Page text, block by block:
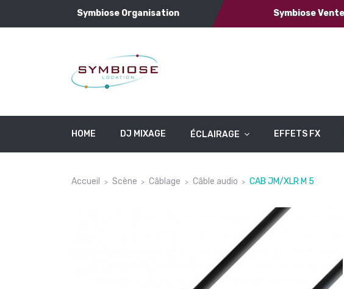
Symbiose Organisation Symbiose Vente
HOME DJ MIXAGE ÉCLAIRAGE EFFETS FX
Accueil Scène Câblage Câble audio CAB JM/XLR M 5